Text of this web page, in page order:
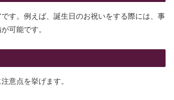
す。例えば、誕生日のお祝いをする際には、事
可能です。
意点を挙げます。